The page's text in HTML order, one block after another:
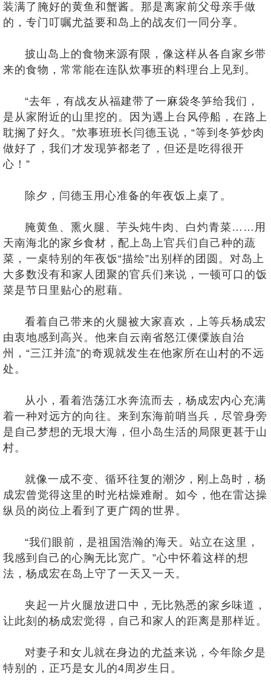
装满了腌好的黄鱼和蟹酱。那是离家前父母亲手做
的，专门叮嘱尤益要和岛上的战友们一同分享。
披山岛上的食物来源有限，像这样从各自家乡带
来的食物，常常能在连队炊事班的料理台上见到。
“去年，有战友从福建带了一麻袋冬笋给我们，
是从家附近的山里挖的。因为遇上台风停船，在路上
耽搁了好久。”炊事班班长闫德玉说，“等到冬笋炒肉
做好了，我们才发现笋都老了，但还是吃得很开
心！”
除夕，闫德玉用心准备的年夜饭上桌了。
腌黄鱼、熏火腿、芋头炖牛肉、白灼青菜……用
天南海北的家乡食材，配上岛上官兵们自己种的蔬
菜，一桌特别的年夜饭“描绘”出别样的团圆。对岛上
大多数没有和家人团聚的官兵们来说，一顿可口的饭
菜是节日里贴心的慰藉。
看着自己带来的火腿被大家喜欢，上等兵杨成宏
由衷地感到高兴。他来自云南省怒江傈僳族自治
州，“三江并流”的奇观就发生在他家所在山村的不远
处。
从小，看着浩荡江水奔流而去，杨成宏内心充满
着一种对远方的向往。来到东海前哨当兵，尽管身旁
是自己梦想的无垠大海，但小岛生活的局限更甚于山
村。
就像一成不变、循环往复的潮汐，刚上岛时，杨
成宏曾觉得这里的时光枯燥难耐。如今，他在雷达操
纵员的岗位上看到了更广阔的世界。
“我们眼前，是祖国浩瀚的海天。站立在这里，
我感到自己的心胸无比宽广。”心中怀着这样的想
法，杨成宏在岛上守了一天又一天。
夹起一片火腿放进口中，无比熟悉的家乡味道，
让此刻的杨成宏觉得，自己和家人的距离是那样近。
对妻子和女儿就在身边的尤益来说，今年除夕是
特别的，正巧是女儿的4周岁生日。